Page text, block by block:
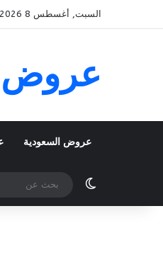
السبت, أغسطس 8 2026
عروض
عروض السعودية
الوضع المظلم